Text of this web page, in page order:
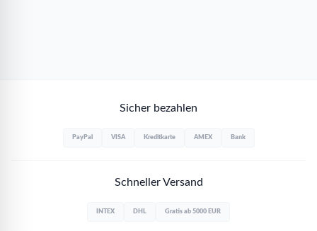
Sicher bezahlen
PayPal VISA Kreditkarte AMEX Bank
Schneller Versand
INTEX DHL Gratis ab 5000 EUR